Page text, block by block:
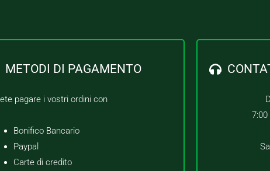
METODI DI PAGAMENTO
pagare i vostri ordini con
Bonifico Bancario
Paypal
Carte di credito